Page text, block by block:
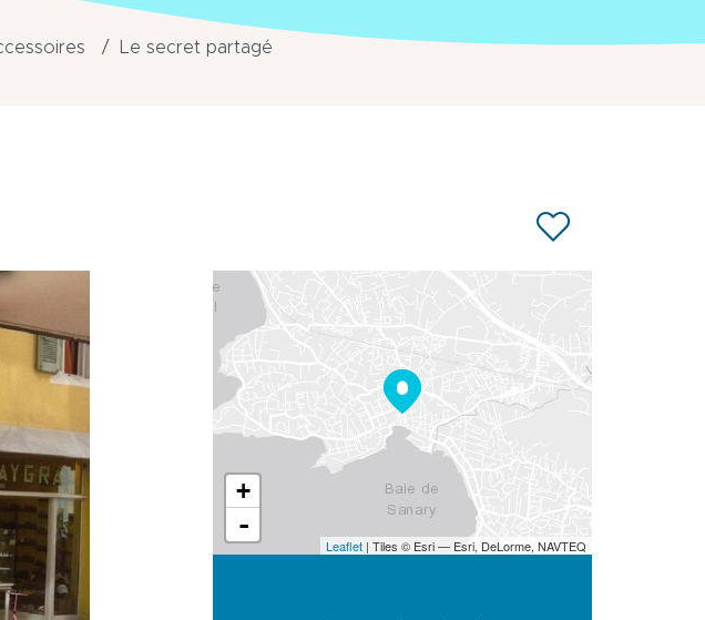
Le secret partagé
+
-
Leaflet | Tiles © Esri — Esri, DeLorme, NAVTEQ